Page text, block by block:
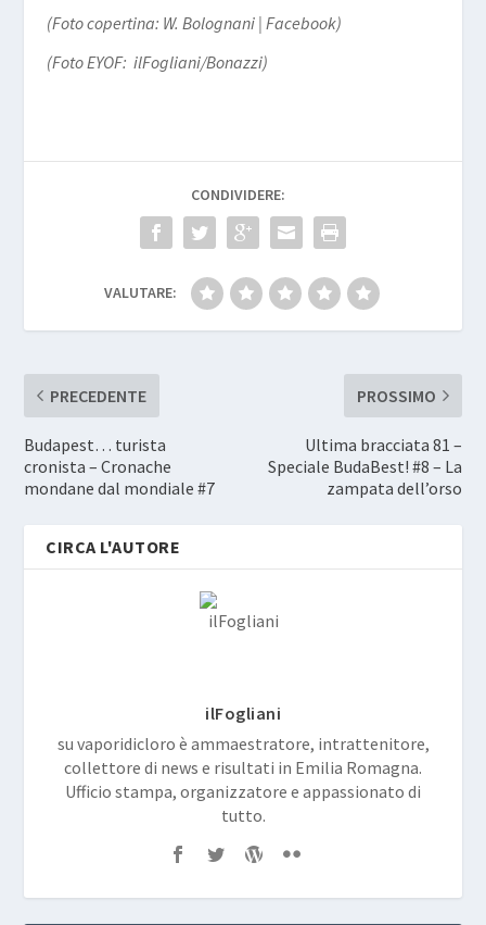
(Foto copertina: W. Bolognani | Facebook)
(Foto EYOF: ilFogliani/Bonazzi)
CONDIVIDERE:
VALUTARE:
PRECEDENTE
Budapest… turista
cronista – Cronache
mondane dal mondiale #7
PROSSIMO
Ultima bracciata 81 –
Speciale BudaBest! #8 – La
zampata dell’orso
CIRCA L'AUTORE
ilFogliani
su vaporidicloro è ammaestratore, intrattenitore,
collettore di news e risultati in Emilia Romagna.
Ufficio stampa, organizzatore e appassionato di
tutto.